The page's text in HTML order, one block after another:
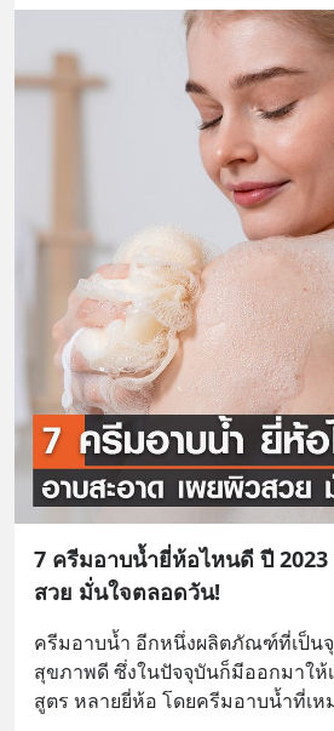
7 ครีมอาบน้ำยี่ห้อไหนดี ปี 2023
สวย มั่นใจตลอดวัน!
ครีมอาบน้ำ อีกหนึ่งผลิตภัณฑ์ที่เป็น
สุขภาพดี ซึ่งในปัจจุบันก็มีออกมาให้
สูตร หลายยี่ห้อ โดยครีมอาบน้ำที่เห